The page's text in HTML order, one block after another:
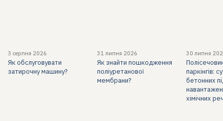
3 серпня 2026
Як обслуговувати
затирочну машину?
31 липня 2026
Як знайти пошкодження
поліуретанової
мембрани?
30 липня
паркінгів:
бетонних
хімічних